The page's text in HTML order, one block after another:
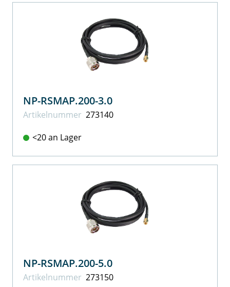
NP-RSMAP.200-3.0
Artikel­nummer 273140
<20 an Lager
NP-RSMAP.200-5.0
Artikel­nummer 273150